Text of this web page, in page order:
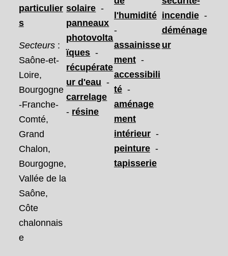
particulier
s
Secteurs :
Saône-et-
Loire,
Bourgogne
-Franche-
Comté,
Grand
Chalon,
Bourgogne,
Vallée de la
Saône,
Côte
chalonnais
e
solaire -
panneaux
photovolta
ïques -
récupérate
ur d'eau -
carrelage
- résine
l'humidité
-
assainisse
ment -
accessibili
té -
aménage
ment
intérieur -
peinture -
tapisserie
incendie -
déménage
ur